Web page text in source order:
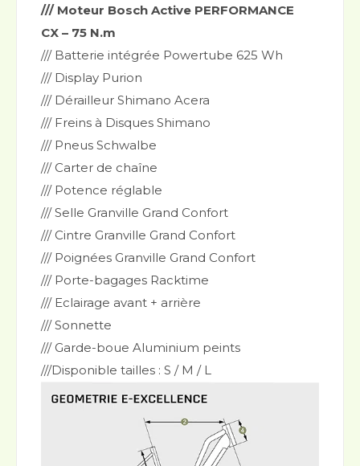
/// Moteur Bosch Active PERFORMANCE
CX – 75 N.m
/// Batterie intégrée Powertube 625 Wh
/// Display Purion
/// Dérailleur Shimano Acera
/// Freins à Disques Shimano
/// Pneus Schwalbe
/// Carter de chaîne
/// Potence réglable
/// Selle Granville Grand Confort
/// Cintre Granville Grand Confort
/// Poignées Granville Grand Confort
/// Porte-bagages Racktime
/// Eclairage avant + arrière
/// Sonnette
/// Garde-boue Aluminium peints
///Disponible tailles : S / M / L